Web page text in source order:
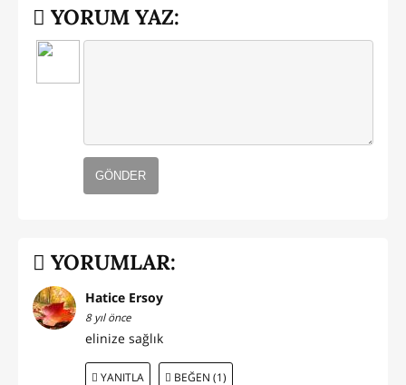
YORUM YAZ:
GÖNDER
YORUMLAR:
Hatice Ersoy
8 yıl önce
elinize sağlık
YANITLA BEĞEN (1)